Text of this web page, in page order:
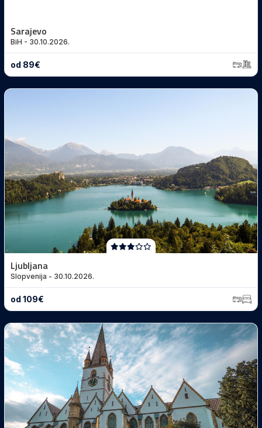
Sarajevo
BiH - 30.10.2026.
od 89€
Ljubljana
Slopvenija - 30.10.2026.
od 109€